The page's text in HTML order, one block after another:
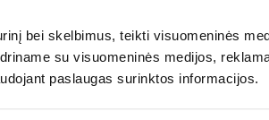
bei skelbimus, teikti visuomeninės
su visuomeninės medijos,
paslaugas surinktos informacijos.